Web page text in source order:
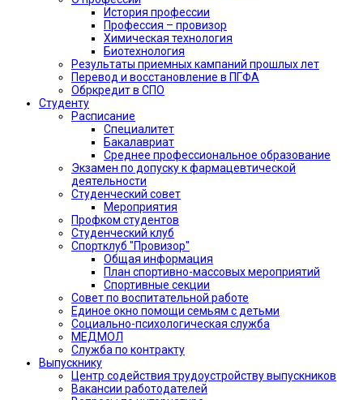
История профессии
Профессия – провизор
Химическая технология
Биотехнология
Результаты приемных кампаний прошлых лет
Перевод и восстановление в ПГФА
Обркредит в СПО
Студенту
Расписание
Специалитет
Бакалавриат
Среднее профессиональное образование
Экзамен по допуску к фармацевтической
деятельности
Студенческий совет
Мероприятия
Профком студентов
Студенческий клуб
Спортклуб "Провизор"
Общая информация
План спортивно-массовых мероприятий
Спортивные секции
Совет по воспитательной работе
Единое окно помощи семьям с детьми
Социально-психологическая служба
МЕДМОЛ
Служба по контракту
Выпускнику
Центр содействия трудоустройству выпускников
Вакансии работодателей